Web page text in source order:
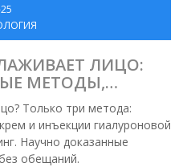
ЛИЦО:
МЕТОДЫ,
Только три метода:
и инъекции гиалуроновой
Научно доказанные
обещаний.